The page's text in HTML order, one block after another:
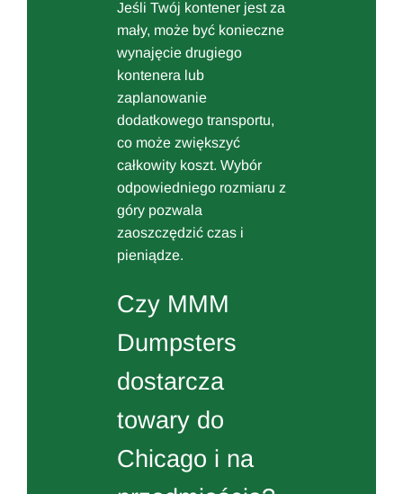
Jeśli Twój kontener jest za
mały, może być konieczne
wynajęcie drugiego
kontenera lub
zaplanowanie
dodatkowego transportu,
co może zwiększyć
całkowity koszt. Wybór
odpowiedniego rozmiaru z
góry pozwala
zaoszczędzić czas i
pieniądze.
Czy MMM
Dumpsters
dostarcza
towary do
Chicago i na